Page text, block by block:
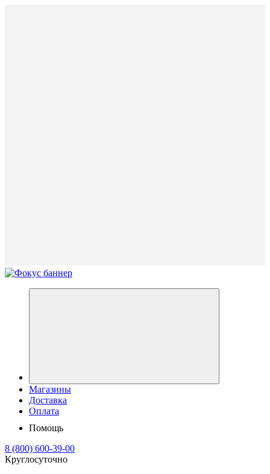
Магазины
Доставка
Оплата
Помощь
8 (800) 600-39-00
Круглосуточно